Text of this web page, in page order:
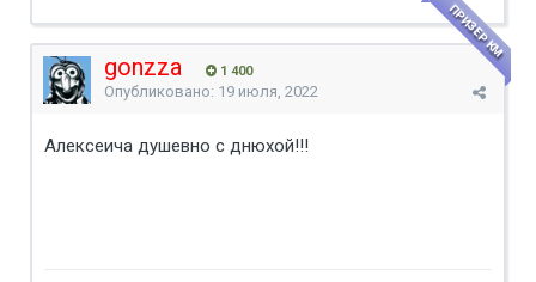
gonzza 1 400
ПРИЗЕР КМ
Опубликовано: 19 июля, 2022
Алексеича душевно с днюхой!!!